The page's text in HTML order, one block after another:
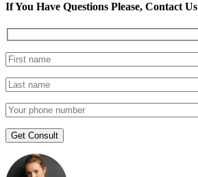
If You Have Questions Please, Contact Us